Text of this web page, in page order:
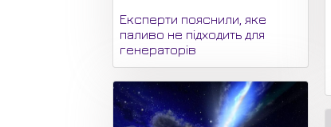
Експерти пояснили, яке
паливо не підходить для
генераторів